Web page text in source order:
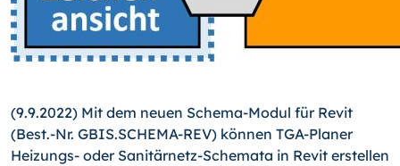
(9.9.2022) Mit dem neuen Schema-Modul für Revit
(Best.-Nr. GBIS.SCHEMA-REV) können TGA-Planer
Heizungs- oder Sanitärnetz-Sche­ma­ta in Revit erstellen